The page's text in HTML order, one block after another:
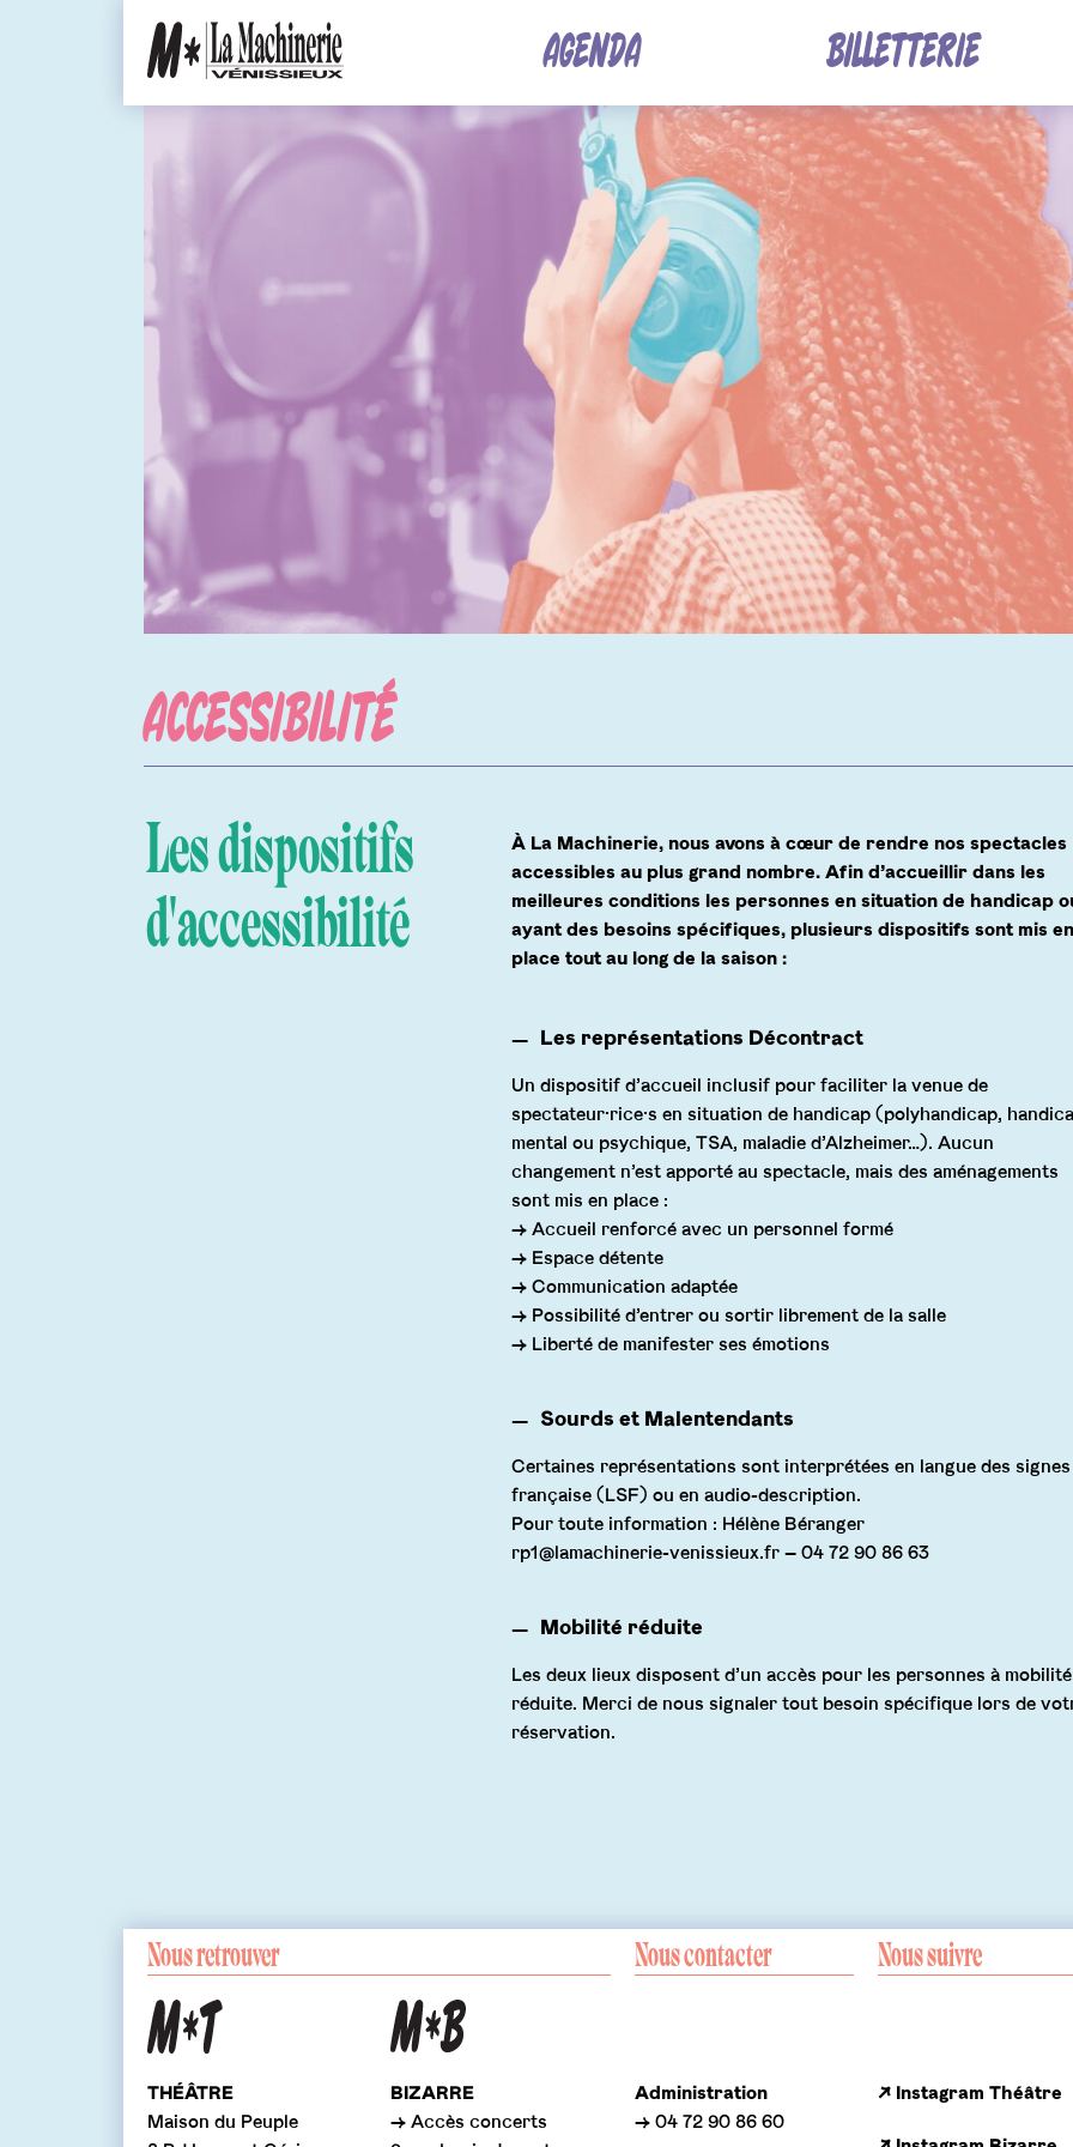
AGENDA BILLETTERIE
ACCESSIBILITÉ
Les dispositifs
d'accessibilité
À La Machinerie, nous avons à cœur de rendre nos spectacles
accessibles au plus grand nombre. Afin d’accueillir dans les
meilleures conditions les personnes en situation de handicap
ayant des besoins spécifiques, plusieurs dispositifs sont mis
place tout au long de la saison :
Les représentations Décontract
Un dispositif d’accueil inclusif pour faciliter la venue de
spectateur·rice·s en situation de handicap (polyhandicap,
mental ou psychique, TSA, maladie d’Alzheimer…). Aucun
changement n’est apporté au spectacle, mais des aménagements
sont mis en place :
→ Accueil renforcé avec un personnel formé
→ Espace détente
→ Communication adaptée
→ Possibilité d’entrer ou sortir librement de la salle
→ Liberté de manifester ses émotions
Sourds et Malentendants
Certaines représentations sont interprétées en langue des signes
française (LSF) ou en audio-description.
Pour toute information : Hélène Béranger
rp1@lamachinerie-venissieux.fr – 04 72 90 86 63
Mobilité réduite
Les deux lieux disposent d’un accès pour les personnes à mobilité
réduite. Merci de nous signaler tout besoin spécifique lors de
réservation.
Nous retrouver
THÉÂTRE
Maison du Peuple
BIZARRE
→ Accès concerts
Nous contacter
Administration
→ 04 72 90 86 60
Nous suivre
↗ Instagram Théâtre